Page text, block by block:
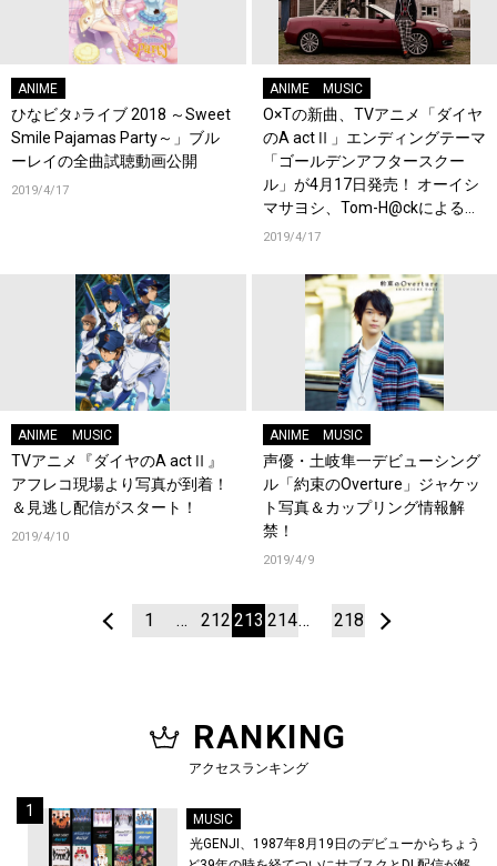
ANIME
ひなビタ♪ライブ 2018 ～Sweet
Smile Pajamas Party～」ブル
ーレイの全曲試聴動画公開
2019/4/17
ANIME MUSIC
O×Tの新曲、TVアニメ「ダイヤ
のA actⅡ」エンディングテーマ
「ゴールデンアフタースクー
ル」が4月17日発売！ オーイシ
マサヨシ、Tom-H@ckによるコ
メントも到着！
2019/4/17
ANIME MUSIC
TVアニメ『ダイヤのA actⅡ』
アフレコ現場より写真が到着！
＆見逃し配信がスタート！
2019/4/10
ANIME MUSIC
声優・土岐隼一デビューシング
ル「約束のOverture」ジャケッ
ト写真＆カップリング情報解
禁！
2019/4/9
1 … 212 213 214… 218
RANKING
アクセスランキング
MUSIC
光GENJI、1987年8月19日のデビューからちょう